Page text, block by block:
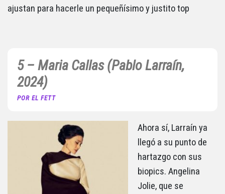
ajustan para hacerle un pequeñísimo y justito top
5 – Maria Callas (Pablo Larraín,
2024)
POR EL FETT
Ahora sí, Larraín ya
llegó a su punto de
hartazgo con sus
biopics. Angelina
Jolie, que se